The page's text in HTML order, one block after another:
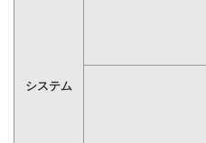
システム